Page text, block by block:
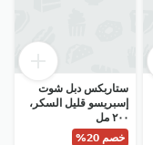
ستاربكس دبل شوت
إسبريسو قليل السكر،
٢٠٠ مل
خصم 20%